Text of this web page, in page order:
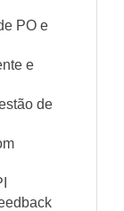
PO e
e
de